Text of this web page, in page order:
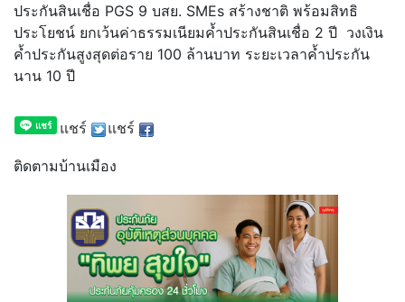
ประกันสินเชื่อ PGS 9 บสย. SMEs สร้างชาติ พร้อมสิทธิ
ประโยชน์ ยกเว้นค่าธรรมเนียมค้ำประกันสินเชื่อ 2 ปี วงเงิน
ค้ำประกันสูงสุดต่อราย 100 ล้านบาท ระยะเวลาค้ำประกัน
นาน 10 ปี
แชร์ แชร์
ติดตามบ้านเมือง